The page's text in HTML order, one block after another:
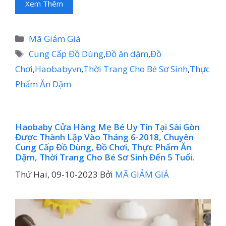
Xem Thêm
Danh
mục
Mã Giảm Giá
Thẻ
Cung Cấp Đồ Dùng,Đồ ăn dặm,Đồ
Chơi,Haobabyvn,Thời Trang Cho Bé Sơ Sinh,Thực
Phẩm Ăn Dặm
Haobaby Cửa Hàng Mẹ Bé Uy Tín Tại Sài Gòn
Được Thành Lập Vào Tháng 6-2018, Chuyên
Cung Cấp Đồ Dùng, Đồ Chơi, Thực Phẩm Ăn
Dặm, Thời Trang Cho Bé Sơ Sinh Đến 5 Tuổi.
Thứ Hai, 09-10-2023 Bởi MÃ GIẢM GIÁ